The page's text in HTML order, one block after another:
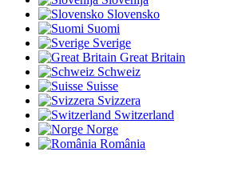
Slovensko
Suomi
Sverige
Great Britain
Schweiz
Suisse
Svizzera
Switzerland
Norge
România